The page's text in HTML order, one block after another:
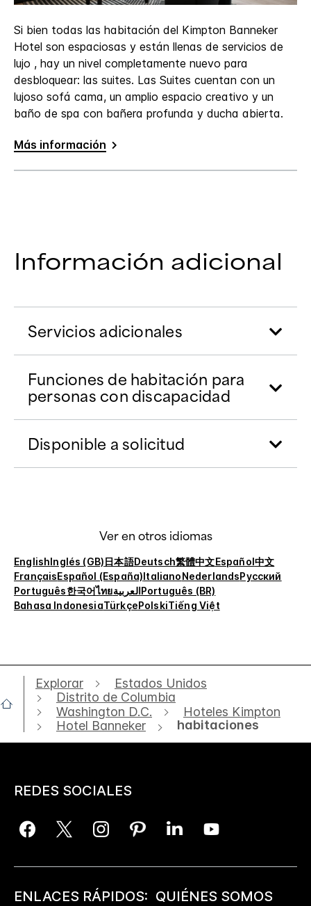
Si bien todas las habitación del Kimpton Banneker
Hotel son espaciosas y están llenas de servicios de
lujo , hay un nivel completamente nuevo para
desbloquear: las suites. Las Suites cuentan con un
lujoso sofá cama, un amplio espacio creativo y un
baño de spa con bañera profunda y ducha abierta.
Más información
Información adicional
Servicios adicionales
Funciones de habitación para
personas con discapacidad
Disponible a solicitud
Ver en otros idiomas
EnglishInglés (GB)日本語Deutsch繁體中文Español中文
FrançaisEspañol (España)ItalianoNederlandsРусский
Português한국어ไทยالعربيةPortuguês (BR)
Bahasa IndonesiaTürkçePolskiTiếng Việt
Explorar
Estados Unidos
Distrito de Columbia
Washington D.C.
Hoteles Kimpton
Hotel Banneker
habitaciones
REDES SOCIALES
ENLACES RÁPIDOS: QUIÉNES SOMOS